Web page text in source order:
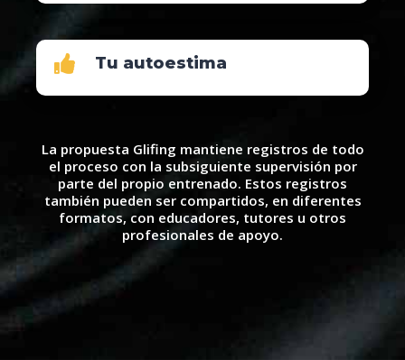
Tu autoestima
La propuesta Glifing mantiene registros de todo
el proceso con la subsiguiente supervisión por
parte del propio entrenado. Estos registros
también pueden ser compartidos, en diferentes
formatos, con educadores, tutores u otros
profesionales de apoyo.